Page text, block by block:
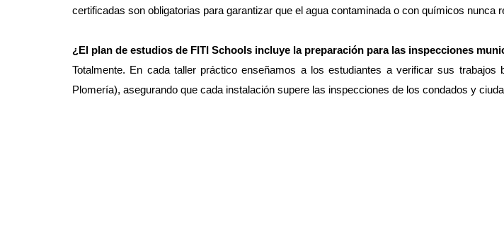
certificadas son obligatorias para garantizar que el agua contaminada o con químicos nunca
¿El plan de estudios de FITI Schools incluye la preparación para las inspecciones
Totalmente. En cada taller práctico enseñamos a los estudiantes a verificar sus
Plomería), asegurando que cada instalación supere las inspecciones de los condados y